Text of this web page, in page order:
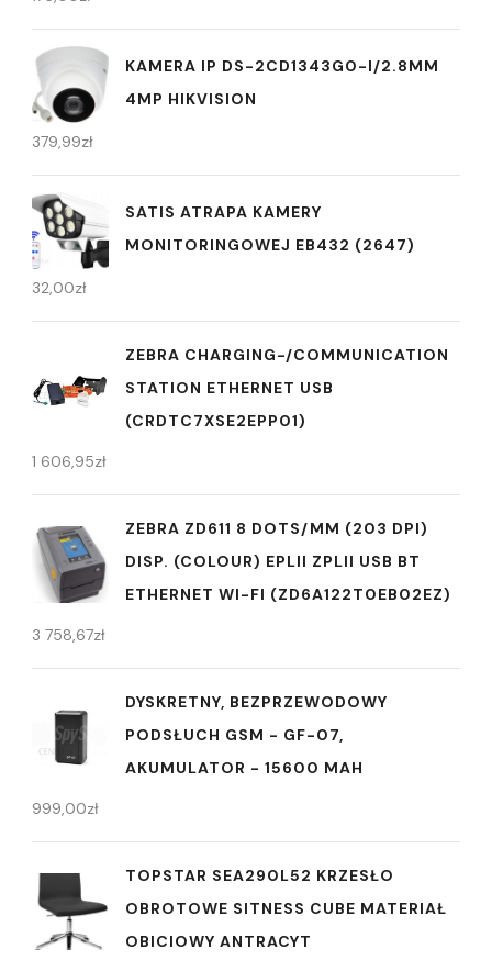
KAMERA IP DS-2CD1343G0-I/2.8MM
4MP HIKVISION
379,99zł
SATIS ATRAPA KAMERY
MONITORINGOWEJ EB432 (2647)
32,00zł
ZEBRA CHARGING-/COMMUNICATION
STATION ETHERNET USB
(CRDTC7XSE2EPP01)
1 606,95zł
ZEBRA ZD611 8 DOTS/MM (203 DPI)
DISP. (COLOUR) EPLII ZPLII USB BT
ETHERNET WI-FI (ZD6A122T0EB02EZ)
3 758,67zł
DYSKRETNY, BEZPRZEWODOWY
PODSŁUCH GSM - GF-07,
AKUMULATOR - 15600 MAH
999,00zł
TOPSTAR SEA290L52 KRZESŁO
OBROTOWE SITNESS CUBE MATERIAŁ
OBICIOWY ANTRACYT